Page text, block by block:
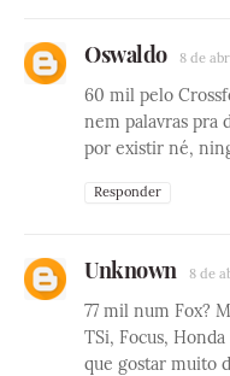
Oswaldo 8 de
60 mil pelo
nem palavras pra
por existir né,
Responder
Unknown 8 de
77 mil num Fox?
TSi, Focus,
que gostar muito